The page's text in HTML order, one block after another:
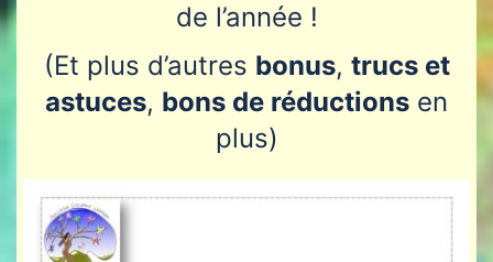
de l’année !
(Et plus d’autres bonus, trucs et
astuces, bons de réductions en
plus)